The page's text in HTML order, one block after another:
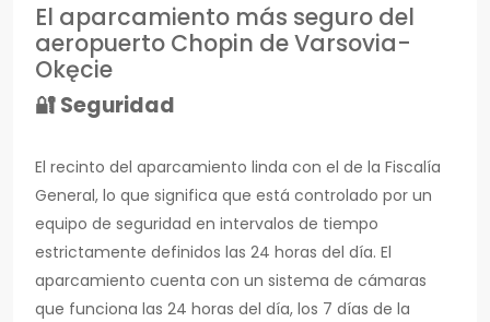
El aparcamiento más seguro del
aeropuerto Chopin de Varsovia-
Okęcie
🔐 Seguridad
El recinto del aparcamiento linda con el de la Fiscalía
General, lo que significa que está controlado por un
equipo de seguridad en intervalos de tiempo
estrictamente definidos las 24 horas del día. El
aparcamiento cuenta con un sistema de cámaras
que funciona las 24 horas del día, los 7 días de la